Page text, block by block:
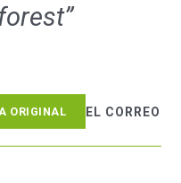
ORIGINAL EL CORREO